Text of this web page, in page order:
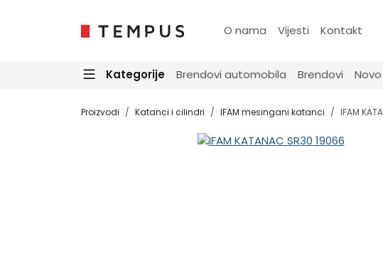
O nama Vijesti Kontakt
Kategorije Brendovi automobila Brendovi Novo
Proizvodi Katanci i cilindri IFAM mesingani katanci IFAM